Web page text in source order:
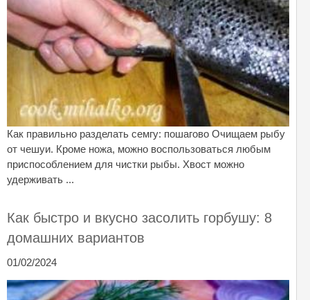
Как правильно разделать семгу: пошагово Очищаем рыбу
от чешуи. Кроме ножа, можно воспользоваться любым
приспособлением для чистки рыбы. Хвост можно
удерживать ...
Как быстро и вкусно засолить горбушу: 8
домашних вариантов
01/02/2024